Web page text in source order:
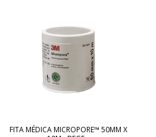
FITA MÉDICA MICROPORE™ 50MM X